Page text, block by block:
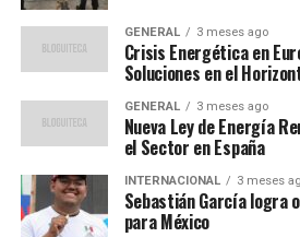
Transmisión
El partido entre Barcelona y
cabo este martes 21 de octubre
Olímpico de Montjuic. A
los horarios y canales de TV para
tu país:
GENERAL 3 meses ago
Crisis Energética en
Soluciones en el
GENERAL 3 meses ago
Nueva Ley de Energía
el Sector en España
INTERNACIONAL 3 meses
Sebastián García logra
para México